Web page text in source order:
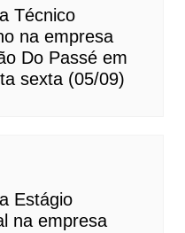
Técnico
na empresa
Do Passé em
sexta (05/09)
Estágio
na empresa